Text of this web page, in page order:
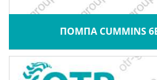
ПОМПА CUMMINS